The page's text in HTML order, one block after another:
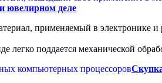
ювелирном деле
применяемый в электронике и
легко поддается механической